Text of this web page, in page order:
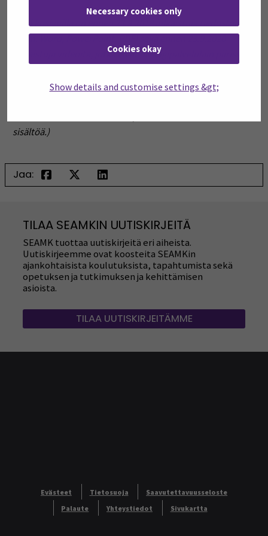
Necessary cookies only
Cookies okay
Show details and customise settings &gt;
(Verkkosivuilla on ennen 23.9.2018 julkaistuja tiedostoja
julkaistuja videoita, jotka eivät ole digipalvelulain piirissä.
muodossa, koska niitä ei tarvita keskeneräisen asian
oleellisia.Verkkosivuilla on myös ei-saavutettavaa
sisältöä.)
Jaa:
TILAA SEAMKIN UUTISKIRJEITÄ
SEAMK tuottaa uutiskirjeitä eri aiheista.
Uutiskirjeemme ovat koosteita SEAMKin
ajankohtaisista koulutuksista, tapahtumista sekä
opetuksen ja tutkimuksen ja kehittämisen
asioista.
TILAA UUTISKIRJEITÄMME
Evästeet Tietosuoja
Saavutettavuusseloste
Palaute
Yhteystiedot Sivukartta